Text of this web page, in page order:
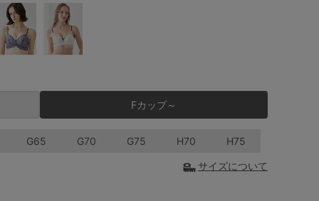
Fカップ～
G65 G70 G75 H70 H75
サイズについて